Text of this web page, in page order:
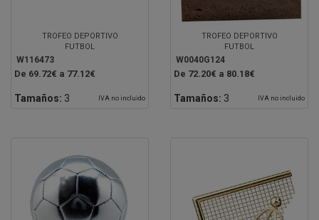
TROFEO DEPORTIVO
FUTBOL
W116473
De 69.72€ a 77.12€
Tamaños: 3 IVA no incluido
TROFEO DEPORTIVO
FUTBOL
W0040G124
De 72.20€ a 80.18€
Tamaños: 3 IVA no incluido